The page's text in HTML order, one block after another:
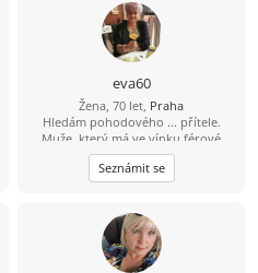
Každý ve svém a přesto spolu.
Pomůžeme náhodě ?
eva60
Žena, 70 let, Praha
Hledám pohodového ... přítele.
Muže, který má ve vínku férové
jednání. Najdu ještě někoho pro
život...?
Seznámit se